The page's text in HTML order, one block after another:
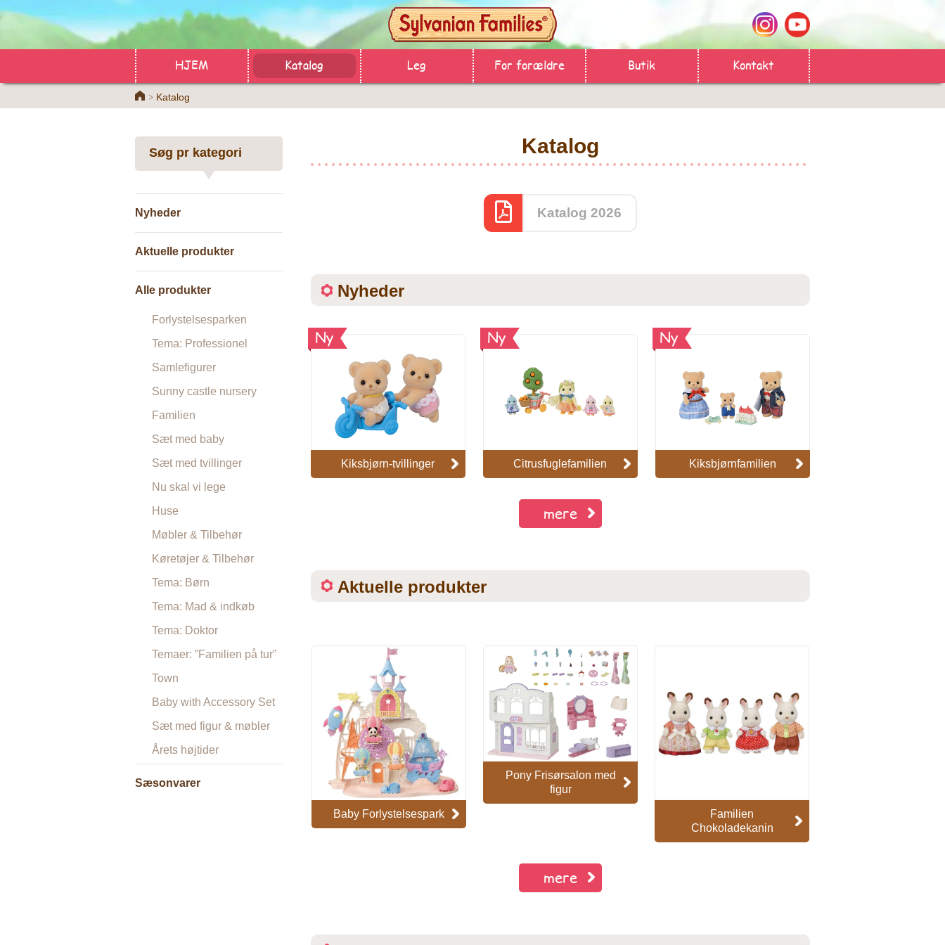
HJEM Katalog Leg For forældre Butik Kontakt
HomeKatalog
Søg pr kategori
Nyheder
Aktuelle produkter
Alle produkter
Forlystelsesparken
Tema: Professionel
Samlefigurer
Sunny castle nursery
Familien
Sæt med baby
Sæt med tvillinger
Nu skal vi lege
Huse
Møbler & Tilbehør
Køretøjer & Tilbehør
Tema: Børn
Tema: Mad & indkøb
Tema: Doktor
Temaer: ”Familien på tur”
Town
Baby with Accessory Set
Sæt med figur & møbler
Årets højtider
Sæsonvarer
Katalog
Katalog 2026
Nyheder
Ny
Kiksbjørn-tvillinger
Ny
Citrusfuglefamilien
Ny
Kiksbjørnfamilien
mere
Aktuelle produkter
Baby Forlystelsespark
Pony Frisørsalon med
figur
Familien
Chokoladekanin
mere